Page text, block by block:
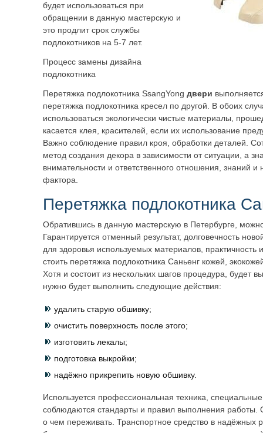
будет использоваться при
обращении в данную мастерскую и
это продлит срок службы
подлокотников на 5-7 лет.
Процесс замены дизайна
подлокотника
Перетяжка подлокотника SsangYong двери
перетяжка подлокотника кресел по другой. В обоих
использоваться экологически чистые материалы,
касается клея, красителей, если их использование
Важно соблюдение правил кроя, обработки деталей.
метод создания декора в зависимости от ситуации, а
внимательности и ответственного отношения, знаний и
фактора.
Перетяжка подлокотника
Обратившись в данную мастерскую в Петербурге,
Гарантируется отменный результат, долговечность
для здоровья используемых материалов, практичность
стоить перетяжка подлокотника Саньенг кожей,
Хотя и состоит из нескольких шагов процедура, будет
нужно будет выполнить следующие действия:
удалить старую обшивку;
очистить поверхность после этого;
изготовить лекалы;
подготовка выкройки;
надёжно прикрепить новую обшивку.
Используется профессиональная техника,
соблюдаются стандарты и правил выполнения работы.
о чем переживать. Транспортное средство в надёжных